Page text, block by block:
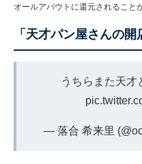
オールアバウトに還元されること
「天才パン屋さんの開
うちらまた天才と
— 落合 希来里